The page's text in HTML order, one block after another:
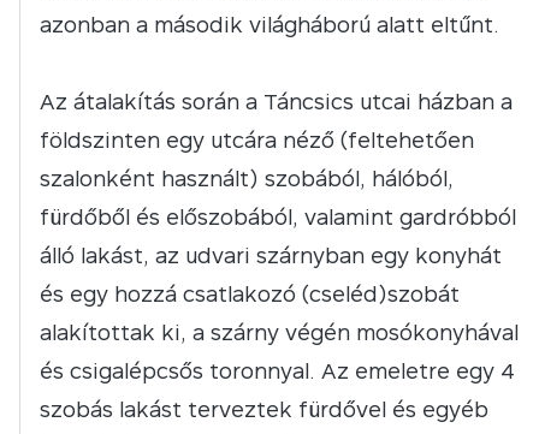
azonban a második világháború alatt eltűnt.
Az átalakítás során a Táncsics utcai házban a
földszinten egy utcára néző (feltehetően
szalonként használt) szobából, hálóból,
fürdőből és előszobából, valamint gardróbból
álló lakást, az udvari szárnyban egy konyhát
és egy hozzá csatlakozó (cseléd)szobát
alakítottak ki, a szárny végén mosókonyhával
és csigalépcsős toronnyal. Az emeletre egy 4
szobás lakást terveztek fürdővel és egyéb